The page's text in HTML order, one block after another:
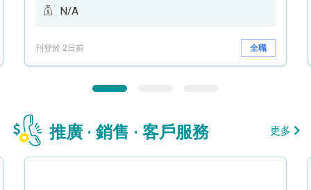
N/A
刊登於 2日前 全職
推廣 · 銷售 · 客戶服務 更多